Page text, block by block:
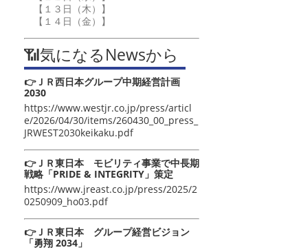
【１３日（木）】
【１４日（金）】
📶気になるNewsから
👉ＪＲ西日本グループ中期経営計画
2030
https://www.westjr.co.jp/press/articl
e/2026/04/30/items/260430_00_press_
JRWEST2030keikaku.pdf
👉ＪＲ東日本 モビリティ事業で中長期
戦略「PRIDE & INTEGRITY」策定
https://www.jreast.co.jp/press/2025/2
0250909_ho03.pdf
👉ＪＲ東日本 グループ経営ビジョン
「勇翔 2034」